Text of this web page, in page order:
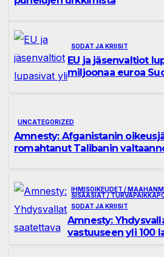
SODAT JA KRIISIT
EU ja jäsenvaltiot
miljoonaa euroa
UNCATEGORIZED
Amnesty: Afganistanin
romahtanut Talibanin
IHMISOIKEUDET /
SISÄASIAT /
SODAT JA KRIISIT
Amnesty:
vastuuseen yli 100